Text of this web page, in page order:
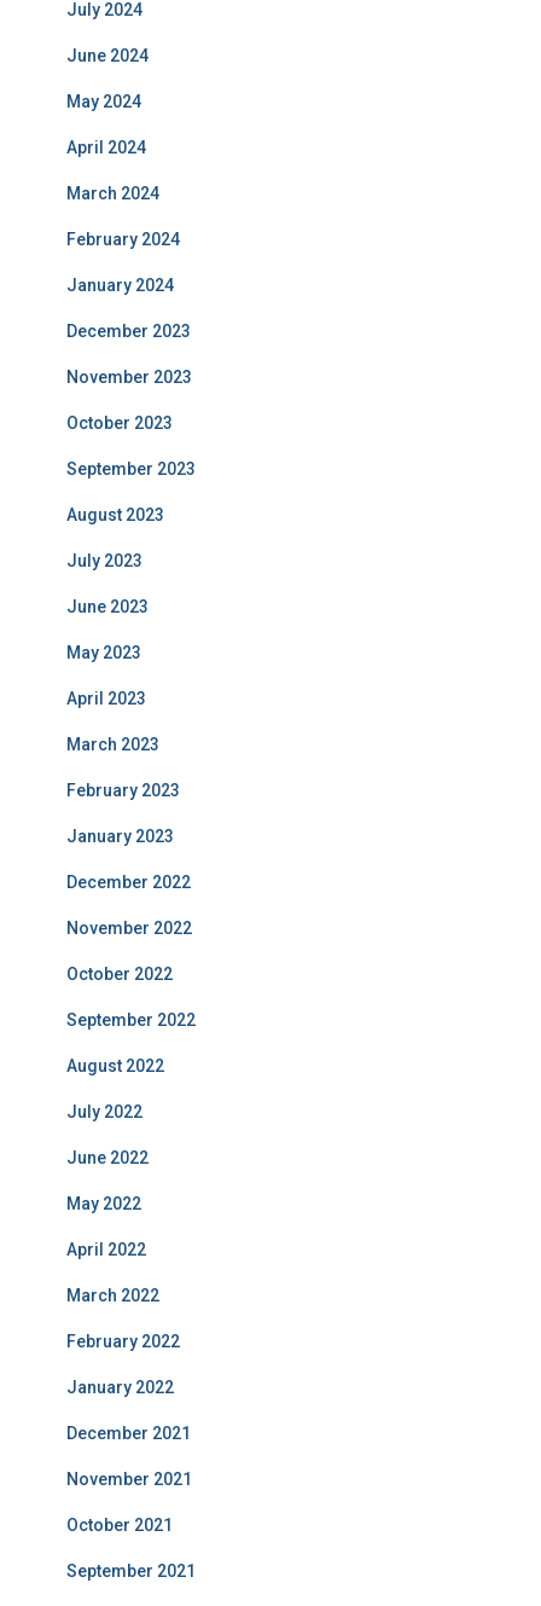
July 2024
June 2024
May 2024
April 2024
March 2024
February 2024
January 2024
December 2023
November 2023
October 2023
September 2023
August 2023
July 2023
June 2023
May 2023
April 2023
March 2023
February 2023
January 2023
December 2022
November 2022
October 2022
September 2022
August 2022
July 2022
June 2022
May 2022
April 2022
March 2022
February 2022
January 2022
December 2021
November 2021
October 2021
September 2021